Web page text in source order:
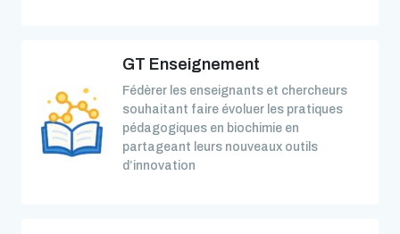
GT Enseignement
Fédèrer les enseignants et chercheurs
souhaitant faire évoluer les pratiques
pédagogiques en biochimie en
partageant leurs nouveaux outils
d’innovation